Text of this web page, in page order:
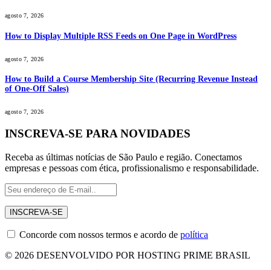
agosto 7, 2026
How to Display Multiple RSS Feeds on One Page in WordPress
agosto 7, 2026
How to Build a Course Membership Site (Recurring Revenue Instead
of One-Off Sales)
agosto 7, 2026
INSCREVA-SE PARA NOVIDADES
Receba as últimas notícias de São Paulo e região. Conectamos
empresas e pessoas com ética, profissionalismo e responsabilidade.
Concorde com nossos termos e acordo de política
© 2026 DESENVOLVIDO POR HOSTING PRIME BRASIL